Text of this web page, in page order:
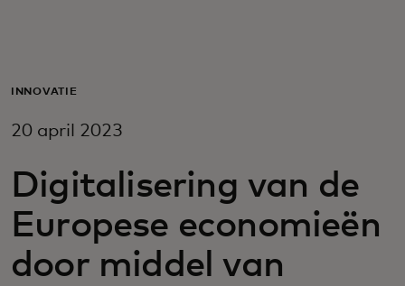
Voor bedrijven
Voor innovators
Nieuws en trends
INNOVATIE
20 april 2023
Digitalisering van de
Europese economieën
door middel van